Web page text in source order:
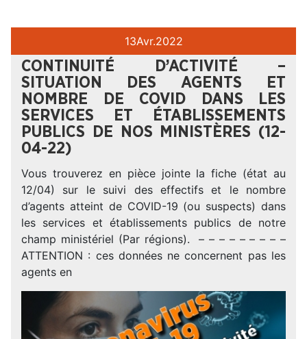
13Avr.2022
CONTINUITÉ D’ACTIVITÉ –
SITUATION DES AGENTS ET
NOMBRE DE COVID DANS LES
SERVICES ET ÉTABLISSEMENTS
PUBLICS DE NOS MINISTÈRES (12-
04-22)
Vous trouverez en pièce jointe la fiche (état au
12/04) sur le suivi des effectifs et le nombre
d’agents atteint de COVID-19 (ou suspects) dans
les services et établissements publics de notre
champ ministériel (Par régions). – – – – – – – – –
ATTENTION : ces données ne concernent pas les
agents en